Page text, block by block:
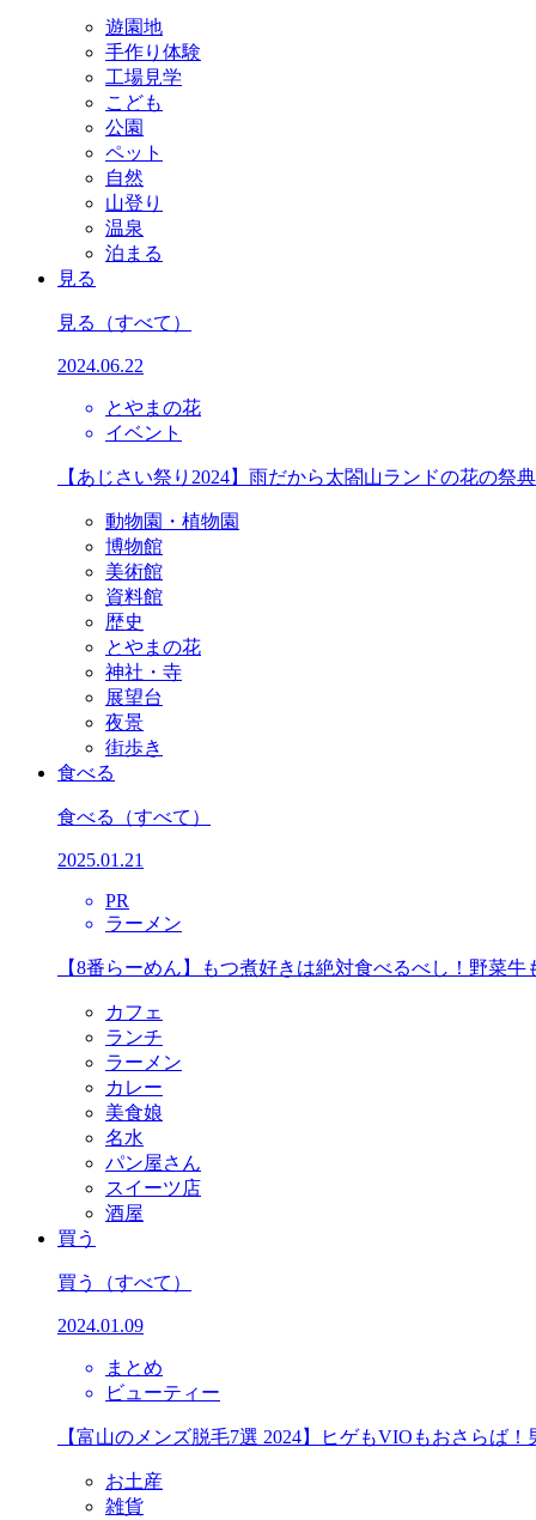
遊園地
手作り体験
工場見学
こども
公園
ペット
自然
山登り
温泉
泊まる
見る
見る （すべて）
2024.06.22
とやまの花
イベント
【あじさい祭り2024】雨だから太閤山ランドの花の祭
動物園・植物園
博物館
美術館
資料館
歴史
とやまの花
神社・寺
展望台
夜景
街歩き
食べる
食べる （すべて）
2025.01.21
PR
ラーメン
【8番らーめん】もつ煮好きは絶対食べるべし！野菜
カフェ
ランチ
ラーメン
カレー
美食娘
名水
パン屋さん
スイーツ店
酒屋
買う
買う （すべて）
2024.01.09
まとめ
ビューティー
【富山のメンズ脱毛7選 2024】ヒゲもVIOもおさらば
お土産
雑貨